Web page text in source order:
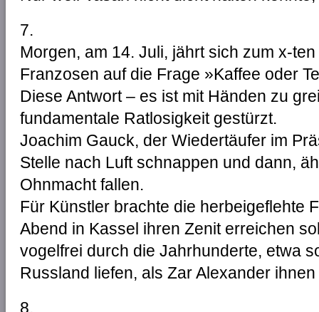
7.
Morgen, am 14. Juli, jährt sich zum x-
Franzosen auf die Frage »Kaffee oder
Diese Antwort – es ist mit Händen zu
fundamentale Ratlosigkeit gestürzt.
Joachim Gauck, der Wiedertäufer im
Stelle nach Luft schnappen und dann,
Ohnmacht fallen.
Für Künstler brachte die herbeigeflehte
Abend in Kassel ihren Zenit erreichen
vogelfrei durch die Jahrhunderte, etwa
Russland liefen, als Zar Alexander
8.